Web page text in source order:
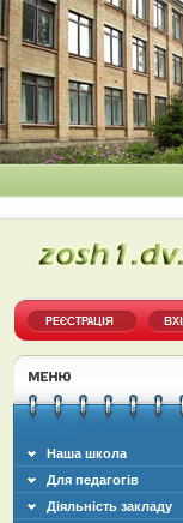
Наша школа
Для педагогів
Діяльність закладу